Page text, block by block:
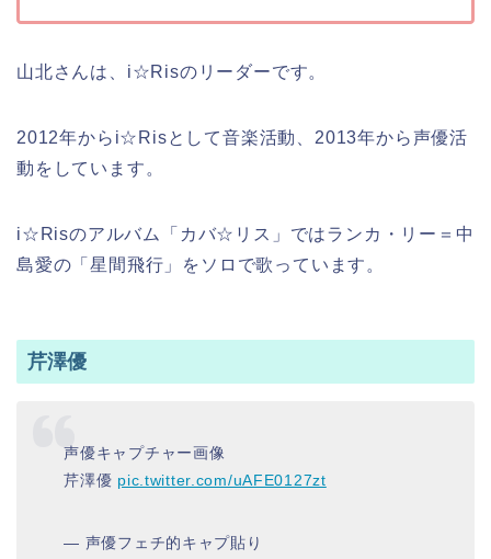
山北さんは、i☆Risのリーダーです。
2012年からi☆Risとして音楽活動、2013年から声優活
動をしています。
i☆Risのアルバム「カバ☆リス」ではランカ・リー＝中
島愛の「星間飛行」をソロで歌っています。
芹澤優
声優キャプチャー画像
芹澤優 pic.twitter.com/uAFE0127zt
— 声優フェチ的キャプ貼り